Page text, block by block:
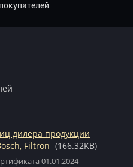
дилера продукции
Filtron (166.32KB)
01.01.2024 -